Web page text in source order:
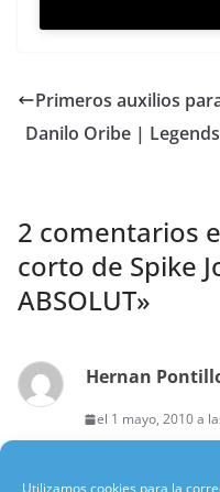
Utilizamos cookies para la
Primeros auxilios
Danilo Oribe |
2 comentarios
corto de Spike
ABSOLUT»
Hernan
el 1 mayo, 2010 a